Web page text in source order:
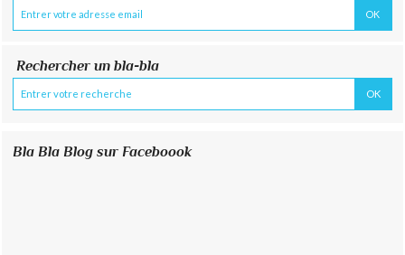
Rechercher un bla-bla
Bla Bla Blog sur Faceboook